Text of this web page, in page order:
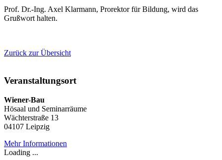
Prof. Dr.-Ing. Axel Klarmann, Prorektor für Bildung, wird das
Grußwort halten.
Zurück zur Übersicht
Veranstaltungsort
Wiener-Bau
Hösaal und Seminarräume
Wächterstraße 13
04107 Leipzig
Mehr Informationen
Loading ...